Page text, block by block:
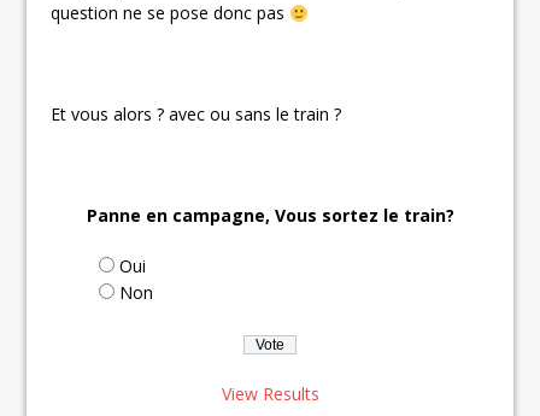
question ne se pose donc pas
Et vous alors ? avec ou sans le train ?
Panne en campagne, Vous sortez le train?
Oui
Non
View Results